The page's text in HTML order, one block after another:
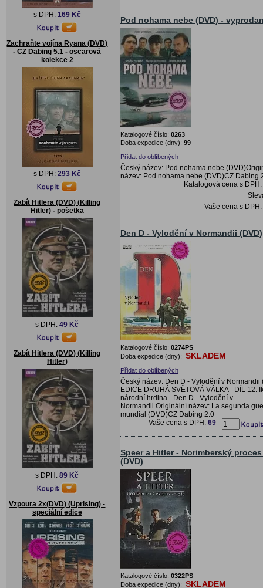
s DPH: 169 Kč
Zachraňte vojína Ryana (DVD)
- CZ Dabing 5.1 - oscarová
kolekce 2
s DPH: 293 Kč
Zabít Hitlera (DVD) (Killing
Hitler) - pošetka
s DPH:49 Kč
Zabít Hitlera (DVD) (Killing
Hitler)
s DPH:89 Kč
Vzpoura 2x(DVD) (Uprising) -
speciální edice
Pod nohama nebe (DVD) -
Katalogové číslo: 0263
Doba expedice (dny): 99
Přidat do oblíbených
Český název: Pod nohama nebe
název: Pod nohama nebe (DVD)CZ Dabing
Katalogová cena s DPH:
Vaše cena s DPH:
Den D - Vylodění v Normandii (DVD)
Katalogové číslo: 0274PS
Doba expedice (dny): SKLADEM
Přidat do oblíbených
Český název: Den D - Vylodění v Normandii
EDICE DRUHÁ SVĚTOVÁ VÁLKA - DÍL 12:
národní hrdina - Den D - Vylodění v
Normandii.Originální název: La segunda
mundial (DVD)CZ Dabing 2.0
Vaše cena s DPH: 69
Speer a Hitler - Norimberský
(DVD)
Katalogové číslo: 0322PS
Doba expedice (dny): SKLADEM